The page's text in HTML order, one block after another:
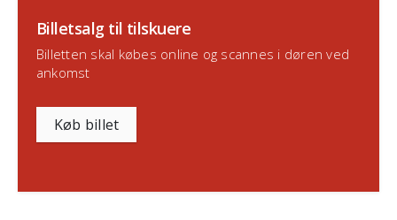
Billetsalg til tilskuere
Billetten skal købes online og scannes i døren ved
ankomst
Køb billet